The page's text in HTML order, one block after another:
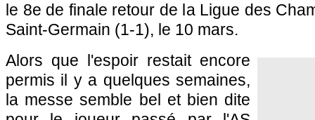
le 8e de finale retour de la Ligue des
Saint-Germain (1-1), le 10 mars.
Alors que l'espoir restait encore
permis il y a quelques semaines,
la messe semble bel et bien dite